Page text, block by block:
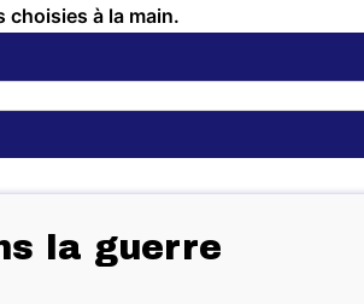
choisies à la main.
la guerre